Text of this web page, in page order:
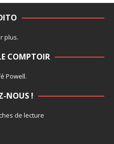
plus.
COMPTOIR
Powell.
NOUS !
de lecture